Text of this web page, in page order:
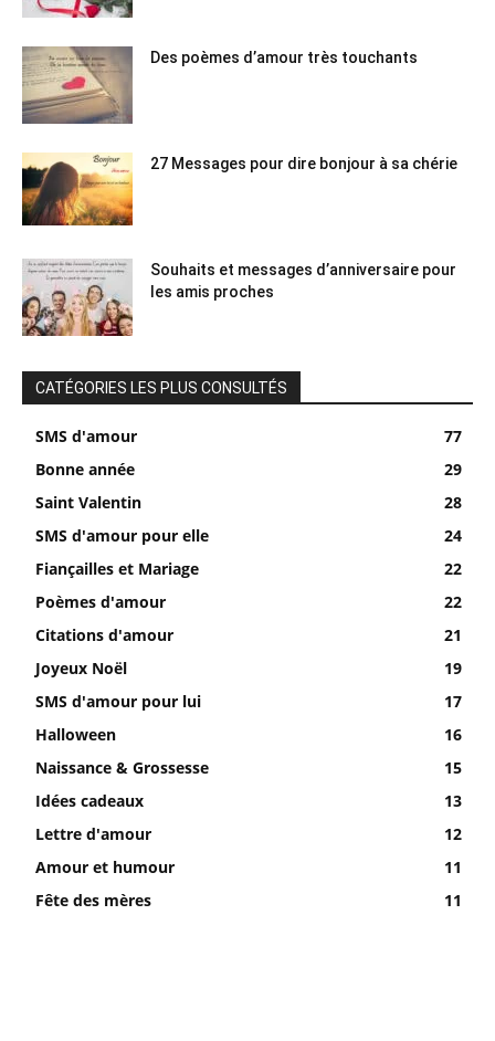
Des poèmes d’amour très touchants
27 Messages pour dire bonjour à sa chérie
Souhaits et messages d’anniversaire pour
les amis proches
CATÉGORIES LES PLUS CONSULTÉS
SMS d'amour
77
Bonne année
29
Saint Valentin
28
SMS d'amour pour elle
24
Fiançailles et Mariage
22
Poèmes d'amour
22
Citations d'amour
21
Joyeux Noël
19
SMS d'amour pour lui
17
Halloween
16
Naissance & Grossesse
15
Idées cadeaux
13
Lettre d'amour
12
Amour et humour
11
Fête des mères
11